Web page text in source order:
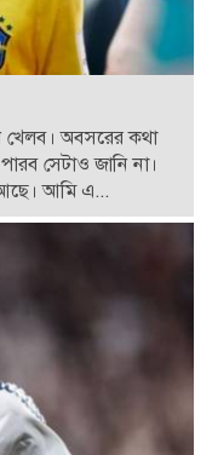
খেলব। অবসরের কথা
সেটাও জানি না।
আছে। আমি এ...